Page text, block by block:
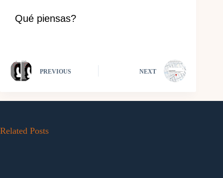
Qué piensas?
PREVIOUS NEXT
Related Posts